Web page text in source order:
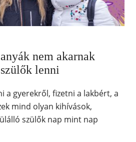
nem akarnak
lenni
a gyerekről, fizetni a lakbért, a
mind olyan kihívások,
szülők nap mint nap